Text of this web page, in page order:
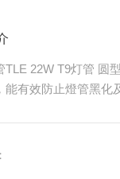
TLE 22W T9灯管 圆
能有效防止燈管黑化